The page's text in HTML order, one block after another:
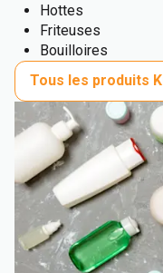
Hottes
Friteuses
Bouilloires
Tous les produits